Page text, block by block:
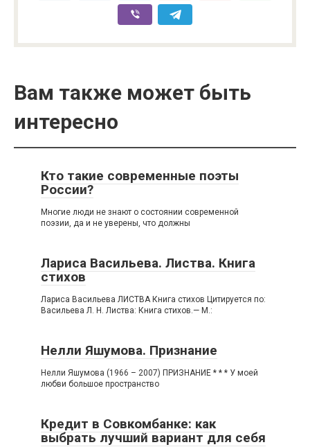
Вам также может быть
интересно
Кто такие современные поэты
России?
Многие люди не знают о состоянии современной
поэзии, да и не уверены, что должны
Лариса Васильева. Листва. Книга
стихов
Лариса Васильева ЛИСТВА Книга стихов Цитируется по:
Васильева Л. Н. Листва: Книга стихов.— М.:
Нелли Яшумова. Признание
Нелли Яшумова (1966 – 2007) ПРИЗНАНИЕ * * * У моей
любви большое пространство
Кредит в Совкомбанке: как
выбрать лучший вариант для себя